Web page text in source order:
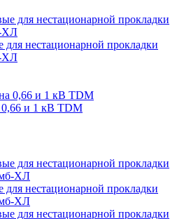
для нестационарной прокладки
ХЛ
и 1 кВ TDM
для нестационарной прокладки
ХЛ